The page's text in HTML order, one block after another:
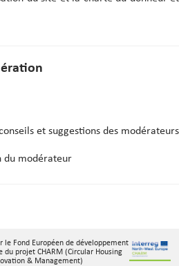
et suggestions des modérateurs
du modérateur
le Fond Européen de développement
du projet CHARM (Circular Housing
& Management)